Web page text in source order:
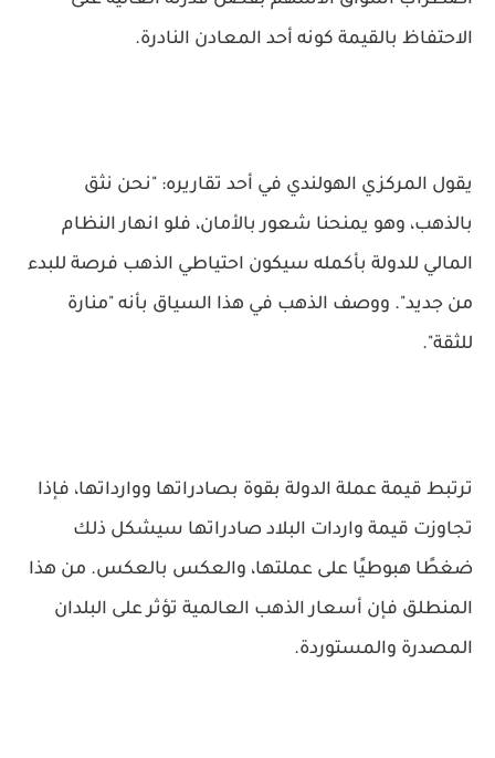
الاحتفاظ بالقيمة كونه أحد المعادن النادرة.
يقول المركزي الهولندي في أحد تقاريره: "نحن نثق
بالذهب، وهو يمنحنا شعور بالأمان، فلو انهار النظام
المالي للدولة بأكمله سيكون احتياطي الذهب فرصة للبدء
من جديد". ووصف الذهب في هذا السياق بأنه "منارة
للثقة".
ترتبط قيمة عملة الدولة بقوة بصادراتها ووارداتها، فإذا
تجاوزت قيمة واردات البلاد صادراتها سيشكل ذلك
ضغطًا هبوطيًا على عملتها، والعكس بالعكس. من هذا
المنطلق فإن أسعار الذهب العالمية تؤثر على البلدان
المصدرة والمستوردة.